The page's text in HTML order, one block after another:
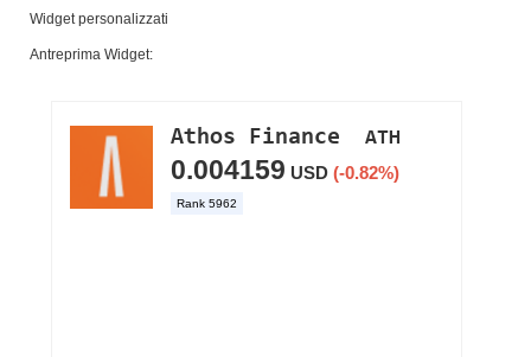
Widget personalizzati
Antreprima Widget: